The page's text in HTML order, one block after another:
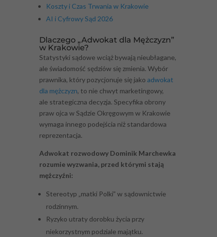
Koszty i Czas Trwania w Krakowie
AI i Cyfrowy Sąd 2026
Dlaczego „Adwokat dla Mężczyzn”
w Krakowie?
Statystyki sądowe wciąż bywają nieubłagane,
ale świadomość sędziów się zmienia. Wybór
prawnika, który pozycjonuje się jako adwokat
dla mężczyzn, to nie chwyt marketingowy,
ale strategiczna decyzja. Specyfika obrony
praw ojca w Sądzie Okręgowym w Krakowie
wymaga innego podejścia niż standardowa
reprezentacja.
Adwokat rozwodowy Dominik Marchewka
rozumie wyzwania, przed którymi stają
mężczyźni:
Stereotyp „matki Polki” w sądownictwie
rodzinnym.
Ryzyko utraty dorobku życia przy
niekorzystnym podziale majątku.